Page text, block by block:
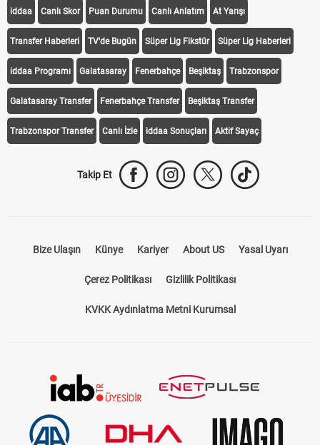
iddaa Canlı Skor Puan Durumu Canlı Anlatım At Yarışı
Transfer Haberleri TV'de Bugün Süper Lig Fikstür Süper Lig Haberleri
iddaa Programı Galatasaray Fenerbahçe Beşiktaş Trabzonspor
Galatasaray Transfer Fenerbahçe Transfer Beşiktaş Transfer
Trabzonspor Transfer Canlı İzle iddaa Sonuçları Aktif Sayaç
Takip Et
Bize Ulaşın Künye Kariyer About US Yasal Uyarı
Çerez Politikası Gizlilik Politikası
KVKK Aydınlatma Metni Kurumsal